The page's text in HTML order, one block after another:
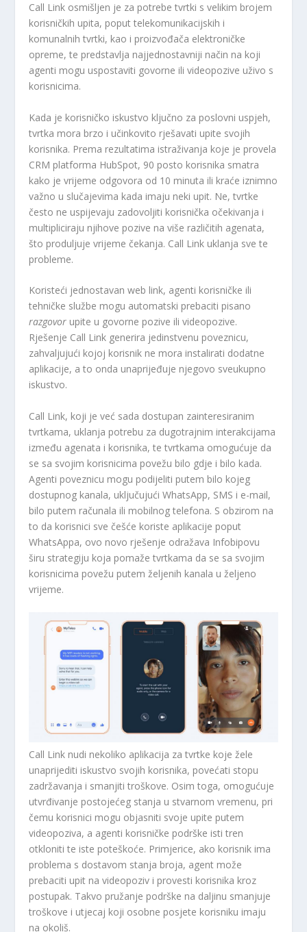
Call Link osmišljen je za potrebe tvrtki s velikim brojem
korisničkih upita, poput telekomunikacijskih i
komunalnih tvrtki, kao i proizvođača elektroničke
opreme, te predstavlja najjednostavniji način na koji
agenti mogu uspostaviti govorne ili videopozive uživo s
korisnicima.
Kada je korisničko iskustvo ključno za poslovni uspjeh,
tvrtka mora brzo i učinkovito rješavati upite svojih
korisnika. Prema rezultatima istraživanja koje je provela
CRM platforma HubSpot, 90 posto korisnika smatra
kako je vrijeme odgovora od 10 minuta ili kraće iznimno
važno u slučajevima kada imaju neki upit. Ne, tvrtke
često ne uspijevaju zadovoljiti korisnička očekivanja i
multipliciraju njihove pozive na više različitih agenata,
što produljuje vrijeme čekanja. Call Link uklanja sve te
probleme.
Koristeći jednostavan web link, agenti korisničke ili
tehničke službe mogu automatski prebaciti pisano
razgovor upite u govorne pozive ili videopozive.
Rješenje Call Link generira jedinstvenu poveznicu,
zahvaljujući kojoj korisnik ne mora instalirati dodatne
aplikacije, a to onda unaprijeđuje njegovo sveukupno
iskustvo.
Call Link, koji je već sada dostupan zainteresiranim
tvrtkama, uklanja potrebu za dugotrajnim interakcijama
između agenata i korisnika, te tvrtkama omogućuje da
se sa svojim korisnicima povežu bilo gdje i bilo kada.
Agenti poveznicu mogu podijeliti putem bilo kojeg
dostupnog kanala, uključujući WhatsApp, SMS i e-mail,
bilo putem računala ili mobilnog telefona. S obzirom na
to da korisnici sve češće koriste aplikacije poput
WhatsAppa, ovo novo rješenje odražava Infobipovu
širu strategiju koja pomaže tvrtkama da se sa svojim
korisnicima povežu putem željenih kanala u željeno
vrijeme.
Call Link nudi nekoliko aplikacija za tvrtke koje žele
unaprijediti iskustvo svojih korisnika, povećati stopu
zadržavanja i smanjiti troškove. Osim toga, omogućuje
utvrđivanje postojećeg stanja u stvarnom vremenu, pri
čemu korisnici mogu objasniti svoje upite putem
videopoziva, a agenti korisničke podrške isti tren
otkloniti te iste poteškoće. Primjerice, ako korisnik ima
problema s dostavom stanja broja, agent može
prebaciti upit na videopoziv i provesti korisnika kroz
postupak. Takvo pružanje podrške na daljinu smanjuje
troškove i utjecaj koji osobne posjete korisniku imaju
na okoliš.